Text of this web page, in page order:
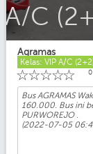
Agramas
Kelas: VIP A/C
☆
☆
☆
☆
☆ 0
Bus AGRAMAS
160.000. Bus ini
PURWOREJO .
(2022-07-05